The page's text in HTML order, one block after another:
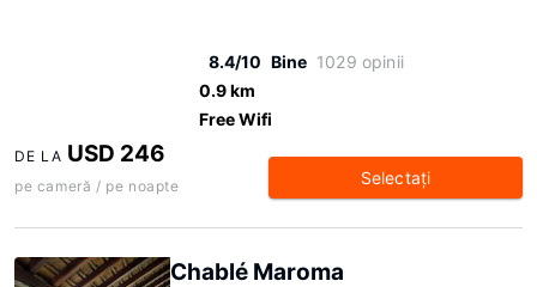
8.4/10 Bine 1029 opinii
0.9 km
Free Wifi
DE LA USD 246
pe cameră / pe noapte Selectaţi
Chablé Maroma